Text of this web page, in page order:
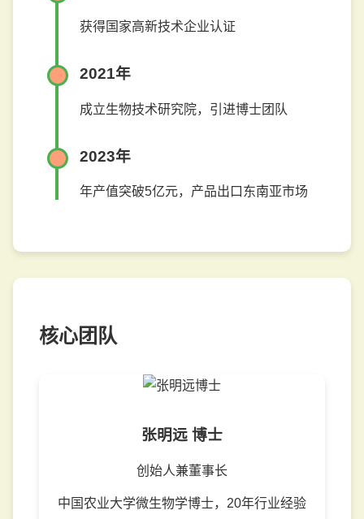
获得国家高新技术企业认证
2021年
成立生物技术研究院，引进博士团队
2023年
年产值突破5亿元，产品出口东南亚市场
核心团队
张明远 博士
创始人兼董事长
中国农业大学微生物学博士，20年行业经验